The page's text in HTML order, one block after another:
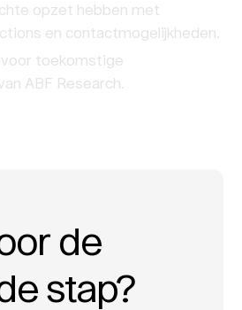
opzet hebben met
en contactmogelijkheden.
voor toekomstige
ABF Research.
de
stap?